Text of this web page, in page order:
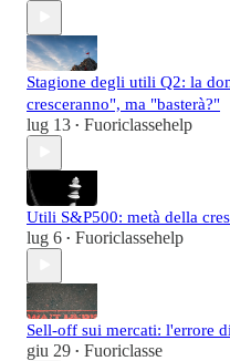
Stagione degli utili Q2: la
cresceranno", ma "basterà?"
lug 13 • Fuoriclassehelp
Utili S&P500: metà della
lug 6 • Fuoriclassehelp
Sell-off sui mercati: l'errore
giu 29 • Fuoriclasse